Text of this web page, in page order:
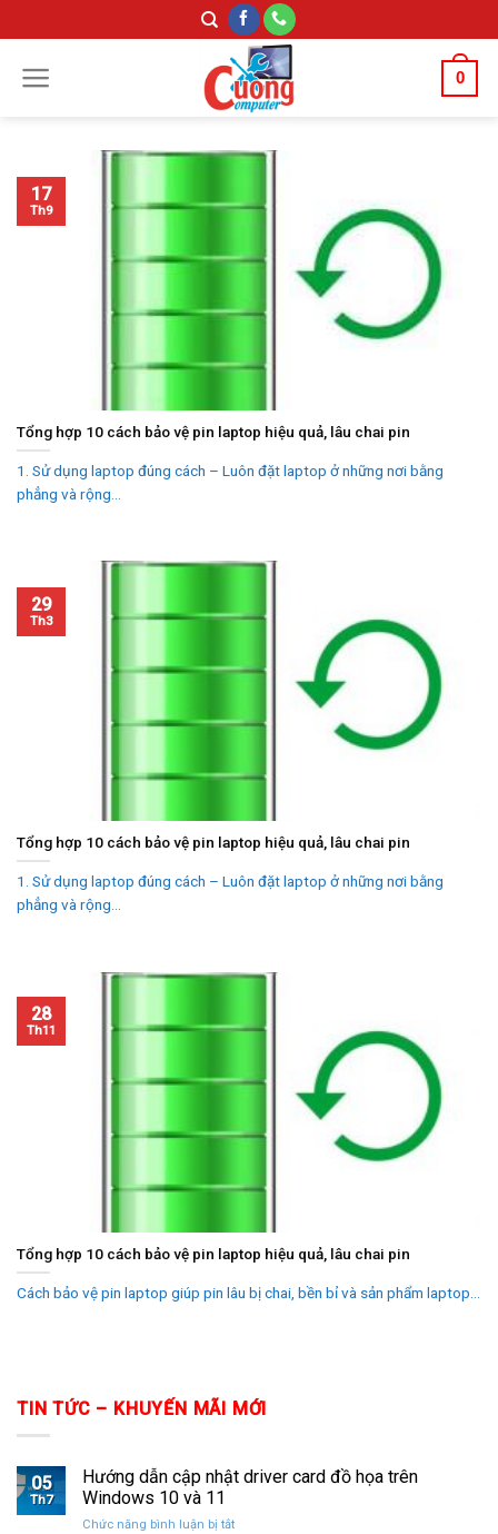
to
content
0
TIN TỨC – KHUYẾN MÃI MỚI
05
Th7
Hướng dẫn cập nhật driver card đồ họa trên
Windows 10 và 11
Chức năng bình luận bị tắtở
Tổng hợp 10 cách bảo vệ pin laptop hiệu quả, lâu chai pin
1. Sử dụng laptop đúng cách – Luôn đặt laptop ở những nơi bằng
phẳng và rộng...
17
Th9
Tổng hợp 10 cách bảo vệ pin laptop hiệu quả, lâu chai pin
1. Sử dụng laptop đúng cách – Luôn đặt laptop ở những nơi bằng
phẳng và rộng...
29
Th3
Tổng hợp 10 cách bảo vệ pin laptop hiệu quả, lâu chai pin
Cách bảo vệ pin laptop giúp pin lâu bị chai, bền bỉ và sản phẩm laptop...
28
Th11